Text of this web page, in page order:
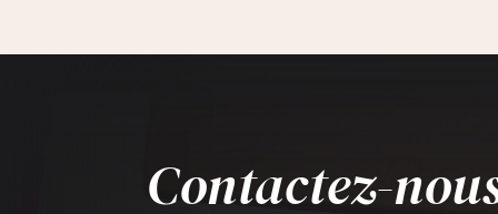
Contactez-